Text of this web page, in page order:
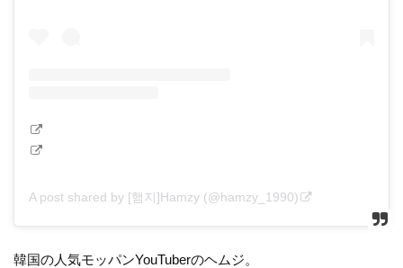
A post shared by [햄지]Hamzy (@hamzy_1990)
韓国の人気モッパンYouTuberのヘムジ。